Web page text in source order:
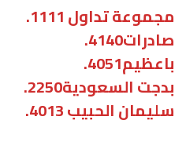
مجموعة تداول 1111.
صادرات4140.
باعظيم4051.
بدجت السعودية2250.
سليمان الحبيب 4013.